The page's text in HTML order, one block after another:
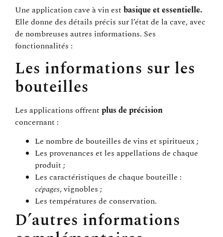
Une application cave à vin est basique et essentielle.
Elle donne des détails précis sur l’état de la cave, avec
de nombreuses autres informations. Ses
fonctionnalités :
Les informations sur les
bouteilles
Les applications offrent plus de précision
concernant :
Le nombre de bouteilles de vins et spiritueux ;
Les provenances et les appellations de chaque
produit ;
Les caractéristiques de chaque bouteille :
cépages, vignobles ;
Les températures de conservation.
D’autres informations